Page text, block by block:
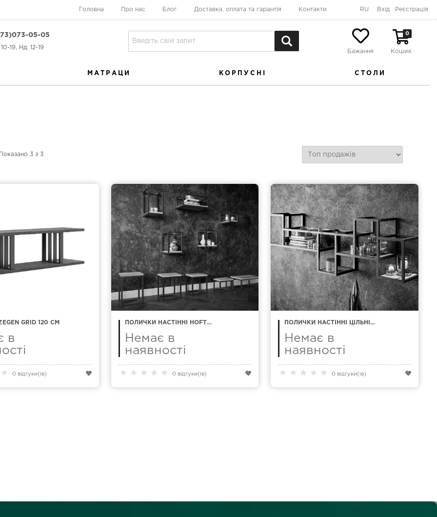
Головна Про нас Блог Доставка, оплата та гарантія Контакти RU Вхід Реєстрація
05-05
19, Нд: 12-19
Бажання
0
Кошик
МАТРАЦИ КОРПУСНІ СТОЛИ
3 з 3
★ 0 відгуки(ів)
GRID 120 СМ
в
★ ★ ★ ★ ★ 0 відгуки(ів)
ПОЛИЧКИ НАСТІННІ HOFT
Немає в
наявності
★ ★ ★ ★ ★ 0 відгуки(ів)
ПОЛИЧКИ НАСТІННІ ЦІЛЬНІ
Немає в
наявності